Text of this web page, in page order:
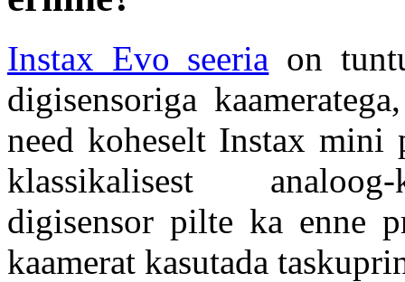
Instax Evo seeria on
digisensoriga
need koheselt Instax
klassikalisest
digisensor pilte ka enne
kaamerat kasutada